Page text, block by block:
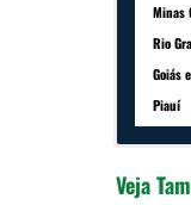
Minas
Rio
Goiás
Piauí
Veja